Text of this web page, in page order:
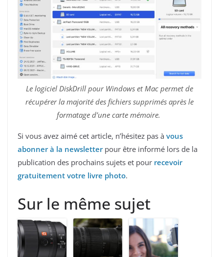
Le logiciel DiskDrill pour Windows et Mac permet de
récupérer la majorité des fichiers supprimés après le
formatage d’une carte mémoire.
Si vous avez aimé cet article, n’hésitez pas à vous
abonner à la newsletterpour être informé lors de la
publication des prochains sujets et pour recevoir
gratuitement votre livre photo.
Sur le même sujet